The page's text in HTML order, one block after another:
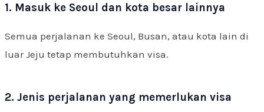
1. Masuk ke Seoul dan kota besar lainnya
Semua perjalanan ke Seoul, Busan, atau kota lain di
luar Jeju tetap membutuhkan visa.
2. Jenis perjalanan yang memerlukan visa